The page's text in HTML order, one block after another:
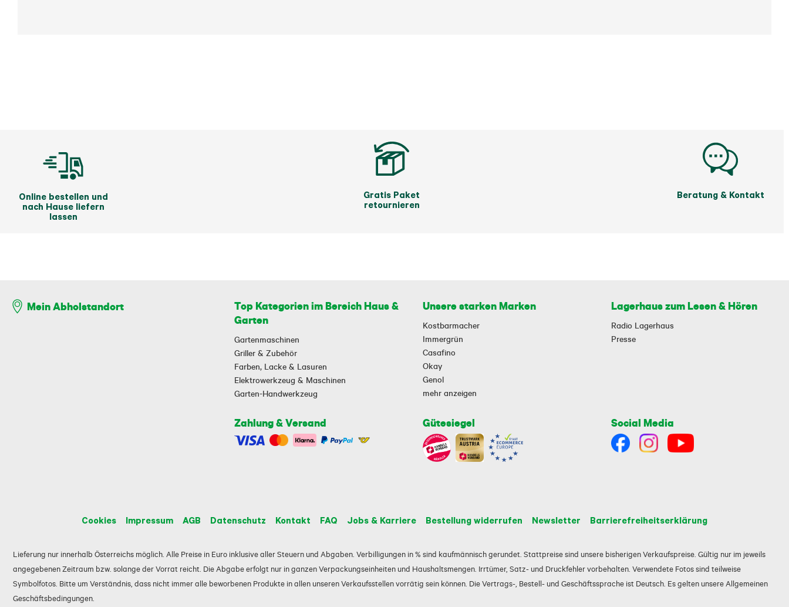
Online bestellen und
nach Hause liefern
lassen
Gratis Paket
retournieren
Beratung & Kontakt
Mein Abholstandort
Top Kategorien im Bereich Haus &
Garten
Gartenmaschinen
Griller & Zubehör
Farben, Lacke & Lasuren
Elektrowerkzeug & Maschinen
Garten-Handwerkzeug
Unsere starken Marken
Kostbarmacher
Immergrün
Casafino
Okay
Genol
mehr anzeigen
Lagerhaus zum Lesen & Hören
Radio Lagerhaus
Presse
Zahlung & Versand Gütesiegel Social Media
Cookies Impressum AGB Datenschutz Kontakt FAQ Jobs & Karriere Bestellung widerrufen Newsletter Barrierefreiheitserklärung
Lieferung nur innerhalb Österreichs möglich. Alle Preise in Euro inklusive aller Steuern und Abgaben. Verbilligungen in % sind kaufmännisch gerundet. Stattpreise sind unsere bisherigen Verkaufspreise. Gültig nur im jeweils
angegebenen Zeitraum bzw. solange der Vorrat reicht. Die Abgabe erfolgt nur in ganzen Verpackungseinheiten und Haushaltsmengen. Irrtümer, Satz- und Druckfehler vorbehalten. Verwendete Fotos sind teilweise
Symbolfotos. Bitte um Verständnis, dass nicht immer alle beworbenen Produkte in allen unseren Verkaufsstellen vorrätig sein können. Die Vertrags-, Bestell- und Geschäftssprache ist Deutsch. Es gelten unsere Allgemeinen
Geschäftsbedingungen.